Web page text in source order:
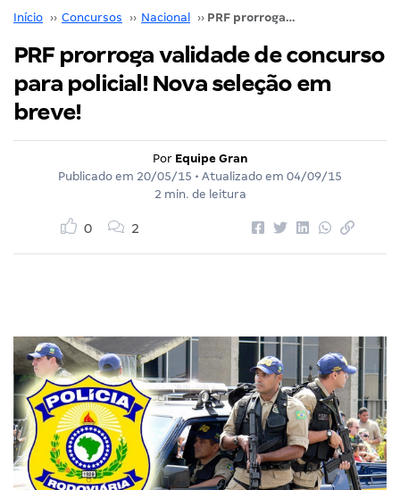
Início ›› Concursos ›› Nacional ›› PRF prorroga validade de concurso para policial! Nova seleção em breve!
PRF prorroga validade de concurso
para policial! Nova seleção em
breve!
Por Equipe Gran
Publicado em 20/05/15 • Atualizado em 04/09/15
2 min. de leitura
0 2